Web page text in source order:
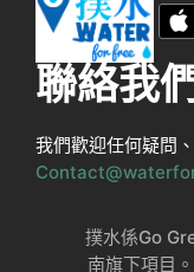
聯絡我
我們歡迎任何疑問
撲水係Go
南旗下項目